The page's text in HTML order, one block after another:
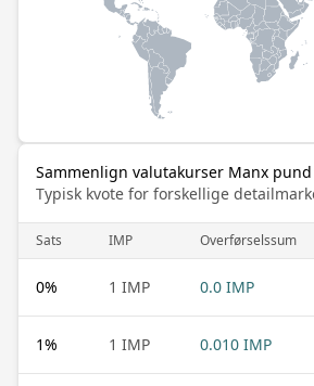
Sammenlign valutakurser Manx
Typisk kvote for forskellige
Sats IMP Overførselssum
0% 1 IMP 0.0 IMP
1% 1 IMP 0.010 IMP